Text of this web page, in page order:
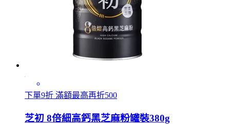
下單9折 滿額最高再折500
芝初 8倍細高鈣黑芝麻粉罐裝380g